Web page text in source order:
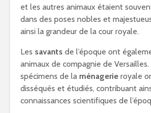
et les autres animaux étaient
dans des poses nobles et
ainsi la grandeur de la cour royale.
Les savants de l’époque ont
animaux de compagnie de Versailles.
spécimens de la ménagerie royale
disséqués et étudiés, contribuant
connaissances scientifiques de